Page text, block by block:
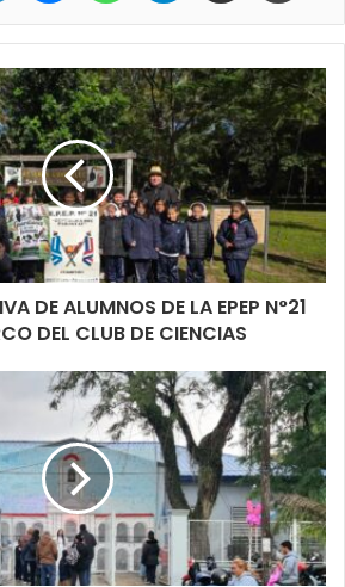
DE ALUMNOS DE LA EPEP N°21
DEL CLUB DE CIENCIAS